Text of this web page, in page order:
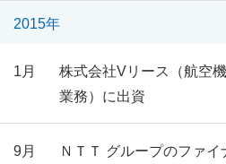
2015年
1月
株式会社Vリース（航空
業務）に出資
9月 ＮＴＴ グループのファ